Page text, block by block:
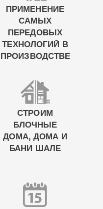
ПРИМЕНЕНИЕ
САМЫХ
ПЕРЕДОВЫХ
ТЕХНОЛОГИЙ В
ПРОИЗВОДСТВЕ
СТРОИМ
БЛОЧНЫЕ
ДОМА, ДОМА И
БАНИ ШАЛЕ